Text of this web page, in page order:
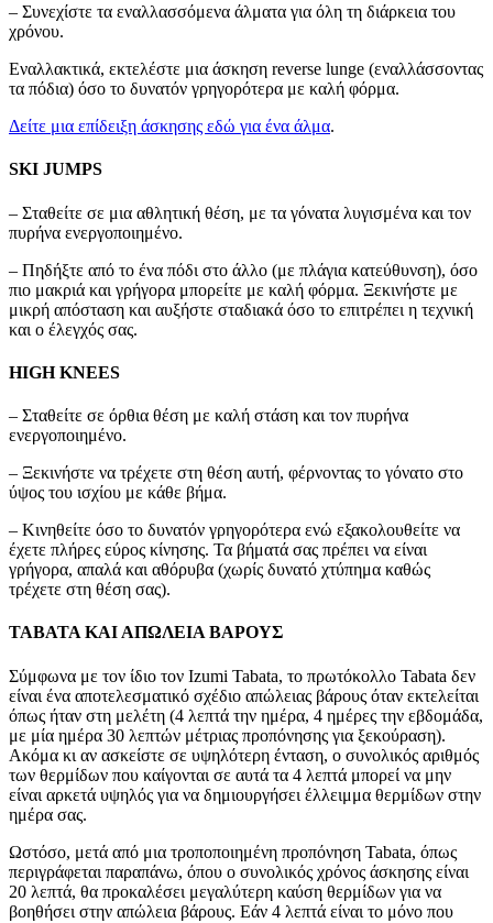
– Συνεχίστε τα εναλλασσόμενα άλματα για όλη τη διάρκεια του
χρόνου.
Εναλλακτικά, εκτελέστε μια άσκηση reverse lunge (εναλλάσσοντας
τα πόδια) όσο το δυνατόν γρηγορότερα με καλή φόρμα.
Δείτε μια επίδειξη άσκησης εδώ για ένα άλμα.
SKI JUMPS
– Σταθείτε σε μια αθλητική θέση, με τα γόνατα λυγισμένα και τον
πυρήνα ενεργοποιημένο.
– Πηδήξτε από το ένα πόδι στο άλλο (με πλάγια κατεύθυνση), όσο
πιο μακριά και γρήγορα μπορείτε με καλή φόρμα. Ξεκινήστε με
μικρή απόσταση και αυξήστε σταδιακά όσο το επιτρέπει η τεχνική
και ο έλεγχός σας.
HIGH KNEES
– Σταθείτε σε όρθια θέση με καλή στάση και τον πυρήνα
ενεργοποιημένο.
– Ξεκινήστε να τρέχετε στη θέση αυτή, φέρνοντας το γόνατο στο
ύψος του ισχίου με κάθε βήμα.
– Κινηθείτε όσο το δυνατόν γρηγορότερα ενώ εξακολουθείτε να
έχετε πλήρες εύρος κίνησης. Τα βήματά σας πρέπει να είναι
γρήγορα, απαλά και αθόρυβα (χωρίς δυνατό χτύπημα καθώς
τρέχετε στη θέση σας).
TABATA ΚΑΙ ΑΠΩΛΕΙΑ ΒΑΡΟΥΣ
Σύμφωνα με τον ίδιο τον Izumi Tabata, το πρωτόκολλο Tabata δεν
είναι ένα αποτελεσματικό σχέδιο απώλειας βάρους όταν εκτελείται
όπως ήταν στη μελέτη (4 λεπτά την ημέρα, 4 ημέρες την εβδομάδα,
με μία ημέρα 30 λεπτών μέτριας προπόνησης για ξεκούραση).
Ακόμα κι αν ασκείστε σε υψηλότερη ένταση, ο συνολικός αριθμός
των θερμίδων που καίγονται σε αυτά τα 4 λεπτά μπορεί να μην
είναι αρκετά υψηλός για να δημιουργήσει έλλειμμα θερμίδων στην
ημέρα σας.
Ωστόσο, μετά από μια τροποποιημένη προπόνηση Tabata, όπως
περιγράφεται παραπάνω, όπου ο συνολικός χρόνος άσκησης είναι
20 λεπτά, θα προκαλέσει μεγαλύτερη καύση θερμίδων για να
βοηθήσει στην απώλεια βάρους. Εάν 4 λεπτά είναι το μόνο που